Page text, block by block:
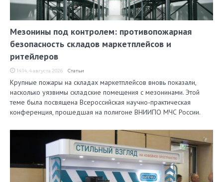
Мезонины под контролем: противопожарная
безопасность складов маркетплейсов и
ритейлеров
14:14, 4 августа 2026 Статьи
Крупные пожары на складах маркетплейсов вновь показали,
насколько уязвимы складские помещения с мезонинами. Этой
теме была посвящена Всероссийская научно-практическая
конференция, прошедшая на полигоне ВНИИПО МЧС России.